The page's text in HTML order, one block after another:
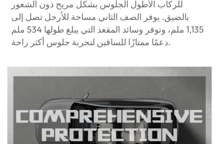
للركاب الأطول الجلوس بشكل مريح دون الشعور
بالضيق. يوفر الصف الثاني مساحة للأرجل تصل إلى
1,135 ملم، وتوفر وسائد المقعد التي يبلغ طولها 534 ملم
دعمًا ممتازًا للساقين لتجربة جلوس أكثر راحة.